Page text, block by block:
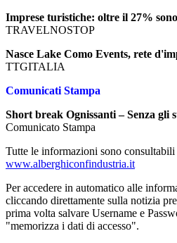
Imprese turistiche: oltre il 27%
TRAVELNOSTOP
Nasce Lake Como Events, rete
TTGITALIA
Comunicati Stampa
Short break Ognissanti – Senza gli
Comunicato Stampa
Tutte le informazioni sono
www.alberghiconfindustria.it
Per accedere in automatico alle
cliccando direttamente sulla notizia
prima volta salvare Username e
"memorizza i dati di accesso".